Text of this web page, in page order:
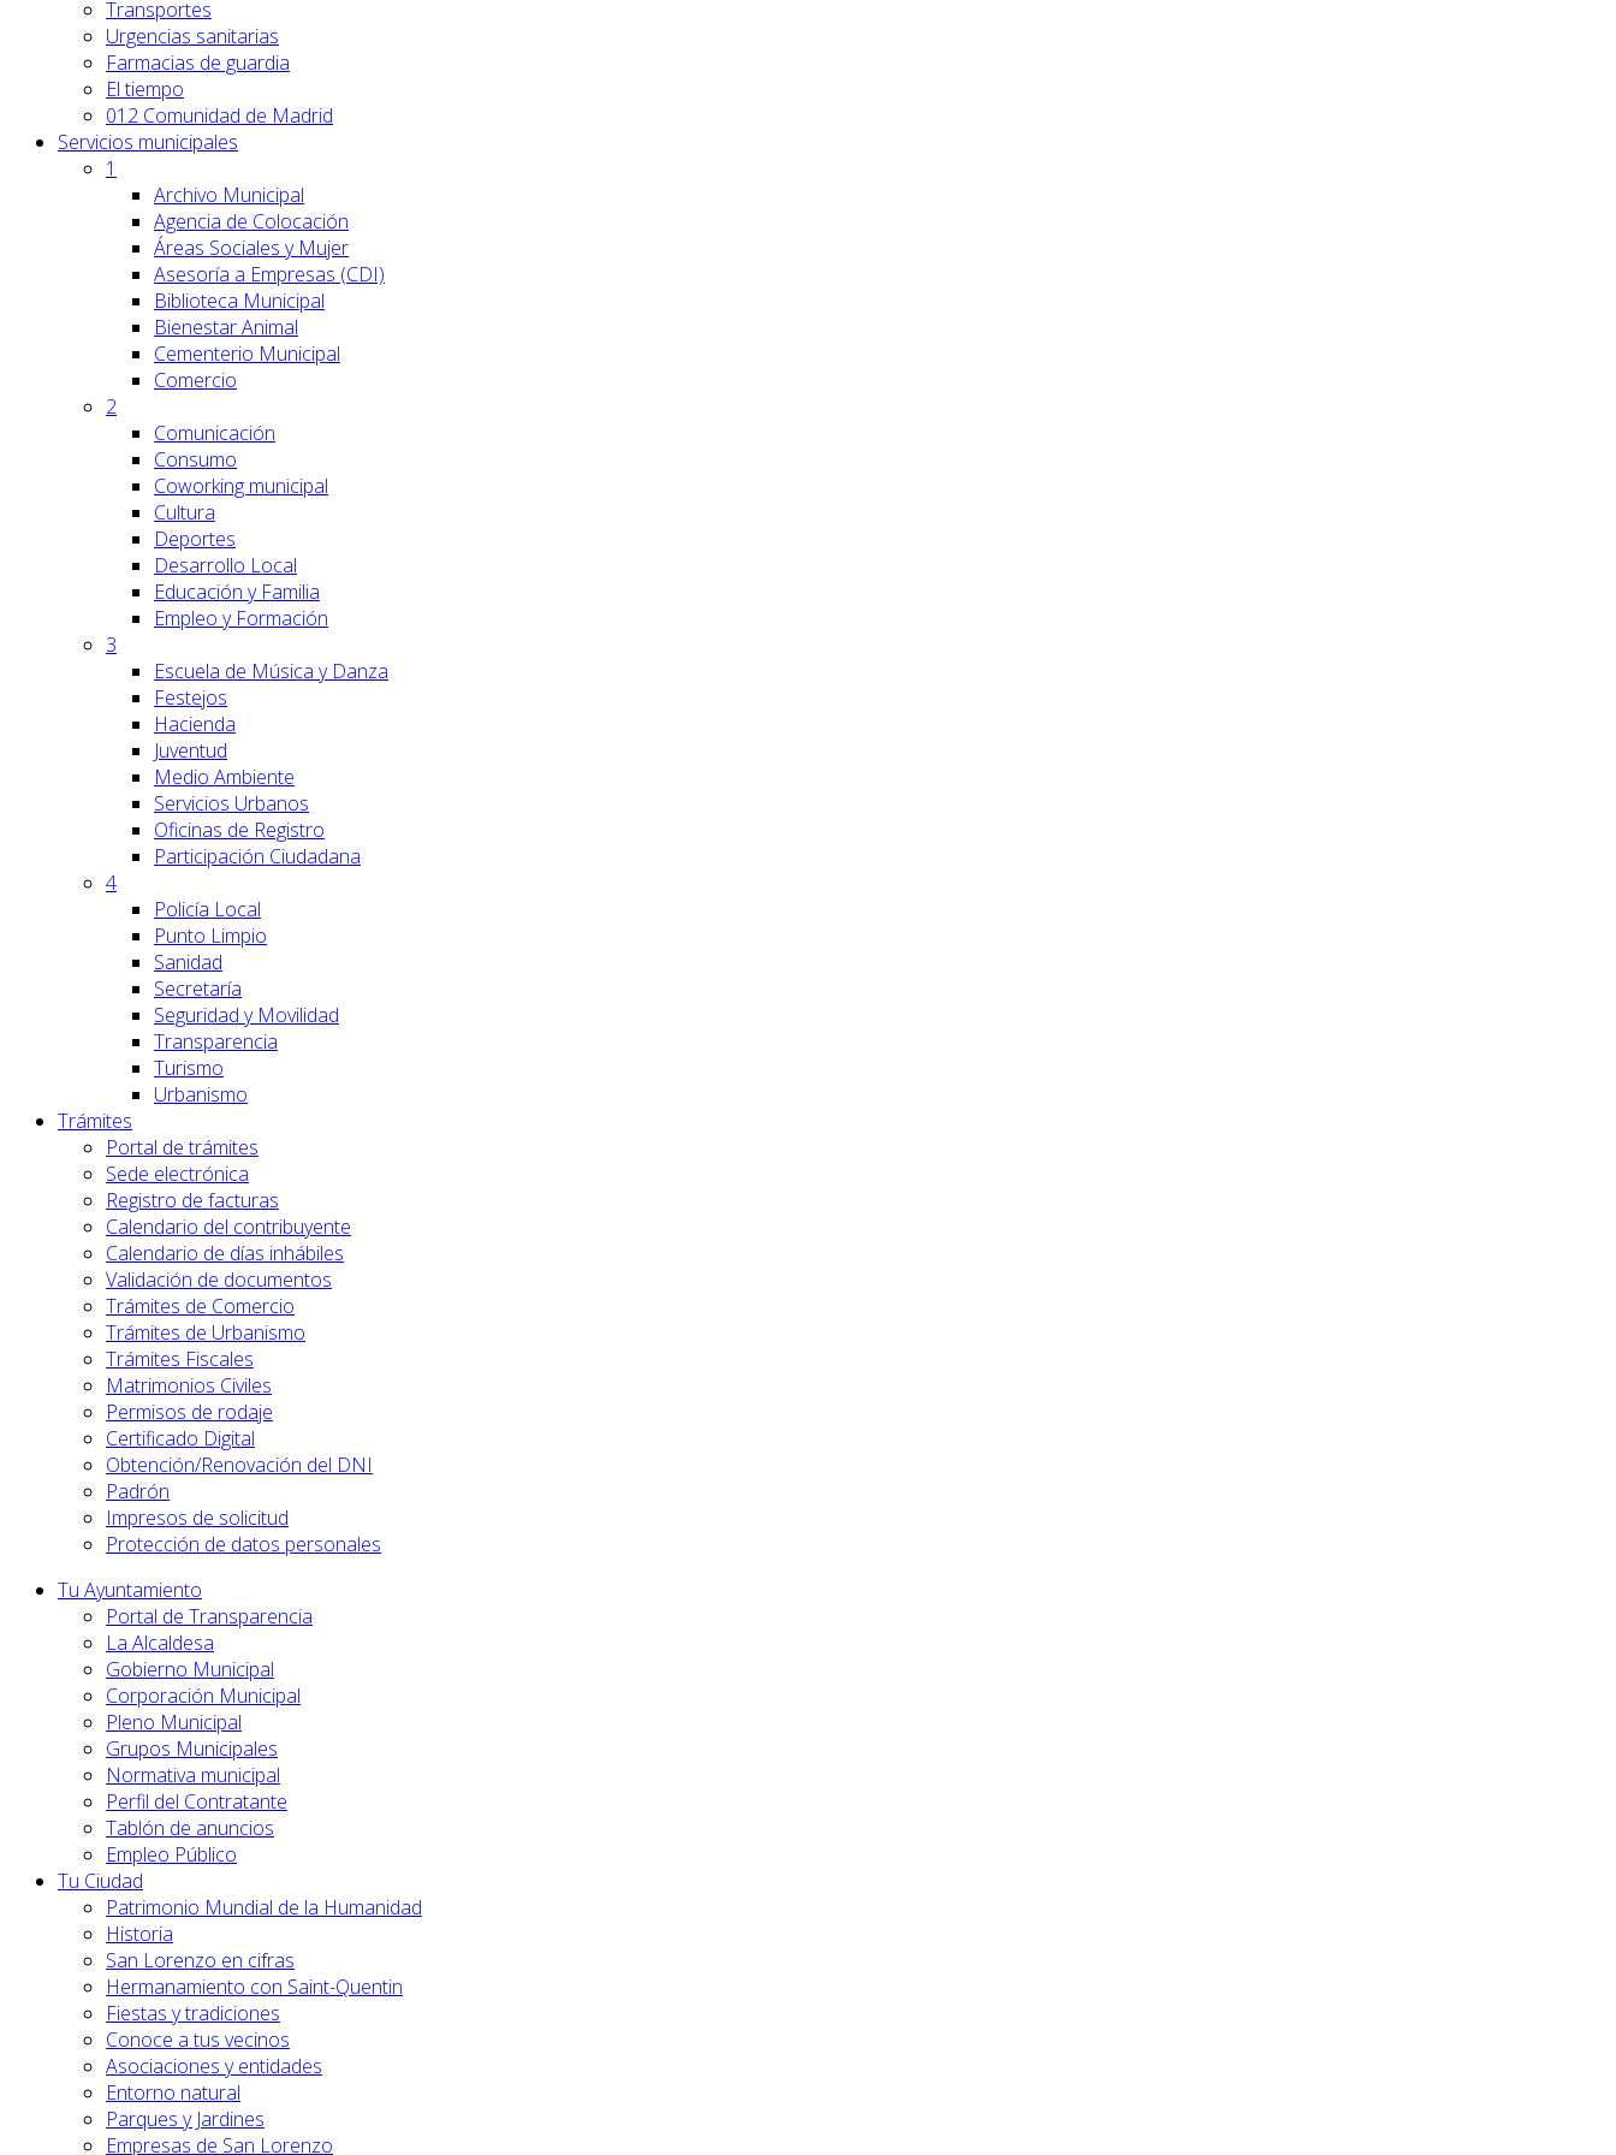
Transportes
Urgencias sanitarias
Farmacias de guardia
El tiempo
012 Comunidad de Madrid
Servicios municipales
1
Archivo Municipal
Agencia de Colocación
Áreas Sociales y Mujer
Asesoría a Empresas (CDI)
Biblioteca Municipal
Bienestar Animal
Cementerio Municipal
Comercio
2
Comunicación
Consumo
Coworking municipal
Cultura
Deportes
Desarrollo Local
Educación y Familia
Empleo y Formación
3
Escuela de Música y Danza
Festejos
Hacienda
Juventud
Medio Ambiente
Servicios Urbanos
Oficinas de Registro
Participación Ciudadana
4
Policía Local
Punto Limpio
Sanidad
Secretaría
Seguridad y Movilidad
Transparencia
Turismo
Urbanismo
Trámites
Portal de trámites
Sede electrónica
Registro de facturas
Calendario del contribuyente
Calendario de días inhábiles
Validación de documentos
Trámites de Comercio
Trámites de Urbanismo
Trámites Fiscales
Matrimonios Civiles
Permisos de rodaje
Certificado Digital
Obtención/Renovación del DNI
Padrón
Impresos de solicitud
Protección de datos personales
Tu Ayuntamiento
Portal de Transparencia
La Alcaldesa
Gobierno Municipal
Corporación Municipal
Pleno Municipal
Grupos Municipales
Normativa municipal
Perfil del Contratante
Tablón de anuncios
Empleo Público
Tu Ciudad
Patrimonio Mundial de la Humanidad
Historia
San Lorenzo en cifras
Hermanamiento con Saint-Quentin
Fiestas y tradiciones
Conoce a tus vecinos
Asociaciones y entidades
Entorno natural
Parques y Jardines
Empresas de San Lorenzo